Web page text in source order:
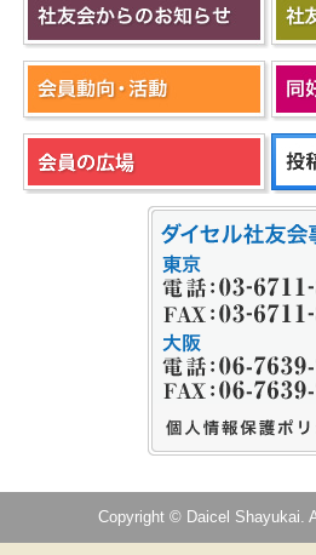
Copyright © Daicel Shayukai.